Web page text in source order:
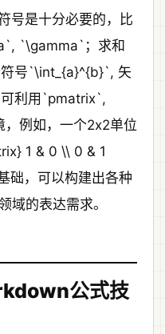
号是十分必要的，比
`\gamma`；求和
号`\int_{a}^{b}`, 矢
利用`pmatrix`,
例如，一个2x2单位
1 & 0 \\ 0 & 1
础，可以构建出各种
域的表达需求。
公式技